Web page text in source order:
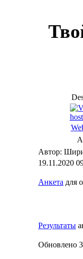
Автор:
19.11.2020
Анкета для
Результаты
Обновлено